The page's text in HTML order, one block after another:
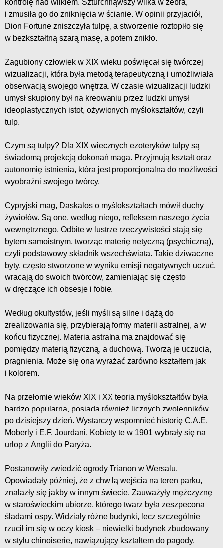
kontrolę nad wilkiem. Szturchnąwszy wilka w żebra,
i zmusiła go do zniknięcia w ścianie. W opinii przyjaciół,
Dion Fortune zniszczyła tulpę, a stworzenie roztopiło się
w bezkształtną szarą masę, a potem znikło.
Zagubiony człowiek w XIX wieku poświęcał się twórczej
wizualizacji, która była metodą terapeutyczną i umożliwiała
obserwacją swojego wnętrza. W czasie wizualizacji ludzki
umysł skupiony był na kreowaniu przez ludzki umysł
ideoplastycznych istot, ożywionych myślokształtów, czyli
tulp.
Czym są tulpy? Dla XIX wiecznych ezoteryków tulpy są
świadomą projekcją dokonań maga. Przyjmują kształt oraz
autonomię istnienia, która jest proporcjonalna do możliwości
wyobraźni swojego twórcy.
Cypryjski mag, Daskalos o myślokształtach mówił duchy
żywiołów. Są one, według niego, refleksem naszego życia
wewnętrznego. Odbite w lustrze rzeczywistości stają się
bytem samoistnym, tworząc materię netyczną (psychiczną),
czyli podstawowy składnik wszechświata. Takie dziwaczne
byty, często stworzone w wyniku emisji negatywnych uczuć,
wracają do swoich twórców, zamieniając się często
w dręczące ich obsesje i fobie.
Według okultystów, jeśli myśli są silne i dążą do
zrealizowania się, przybierają formy materii astralnej, a w
końcu fizycznej. Materia astralna ma znajdować się
pomiędzy materią fizyczną, a duchową. Tworzą je uczucia,
pragnienia. Może się ona wyrażać zarówno kształtem jak
i kolorem.
Na przełomie wieków XIX i XX teoria myślokształtów była
bardzo popularna, posiada również licznych zwolenników
po dzisiejszy dzień. Wystarczy wspomnieć historię C.A.E.
Moberly i E.F. Jourdani. Kobiety te w 1901 wybrały się na
urlop z Anglii do Paryża.
Postanowiły zwiedzić ogrody Trianon w Wersalu.
Opowiadały później, że z chwilą wejścia na teren parku,
znalazły się jakby w innym świecie. Zauważyły mężczyznę
w staroświeckim ubiorze, którego twarz była zeszpecona
śladami ospy. Widziały różne budynki, lecz szczególnie
rzucił im się w oczy kiosk – niewielki budynek zbudowany
w stylu chinoiserie, nawiązujący kształtem do pagody.